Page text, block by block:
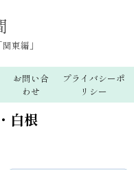
東編」
お問い合
わせ
プライバシーポ
リシー
白根